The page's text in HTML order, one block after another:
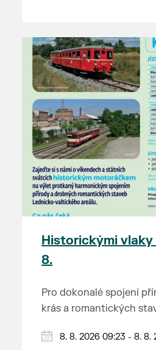
Historickými vlaky
8.
Pro dokonalé spojení
krás a romantických
přezdívá Zahrada
Od 1. května do 28. září
8. 8. 2026 09:23 - 8. 8.